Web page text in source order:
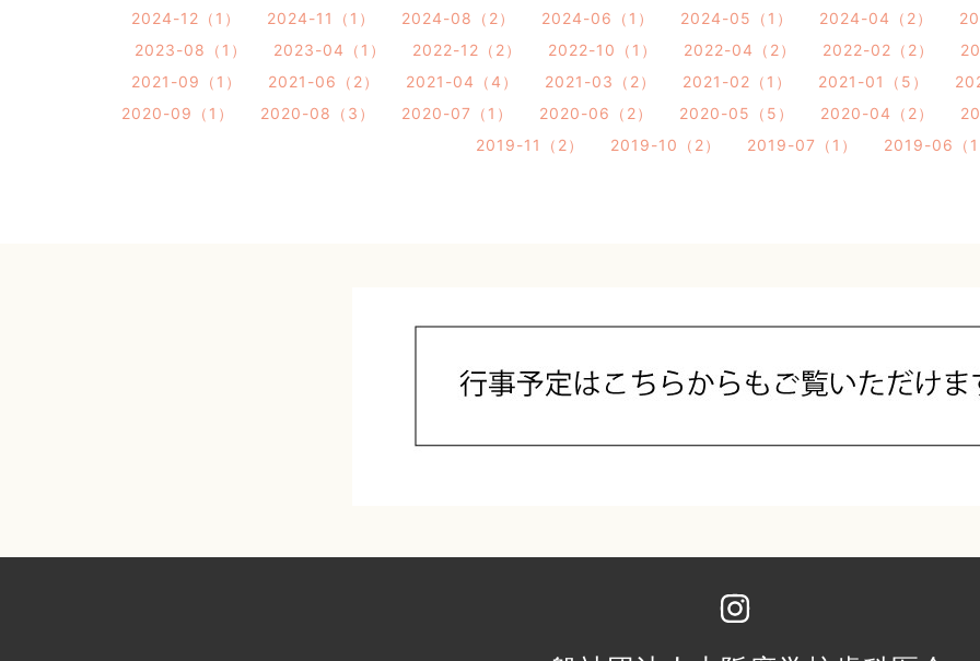
2024-12（1）
2024-11（1） 2024-08（2） 2024-06（1） 2024-05（1） 2024-04（2）
2023-08（1）
2023-04（1） 2022-12（2） 2022-10（1） 2022-04（2） 2022-02（2）
2021-09（1）
2021-06（2） 2021-04（4） 2021-03（2） 2021-02（1） 2021-01（5）
2020-09（1）
2020-08（3） 2020-07（1） 2020-06（2） 2020-05（5） 2020-04（2）
2019-11（2）
2019-10（2） 2019-07（1） 2019-06（